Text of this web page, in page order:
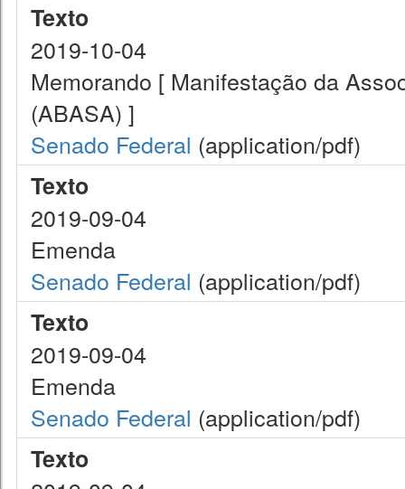
Texto
2019-10-04
Memorando [ Manifestação da
(ABASA) ]
Senado Federal (application/pdf)
Texto
2019-09-04
Emenda
Senado Federal (application/pdf)
Texto
2019-09-04
Emenda
Senado Federal (application/pdf)
Texto